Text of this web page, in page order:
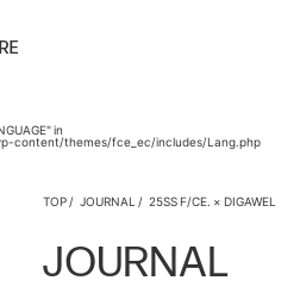
in
content/themes/fce_ec/includes/Lang.php
TOP JOURNAL 25SS F/CE. × DIGAWEL
JOURNAL